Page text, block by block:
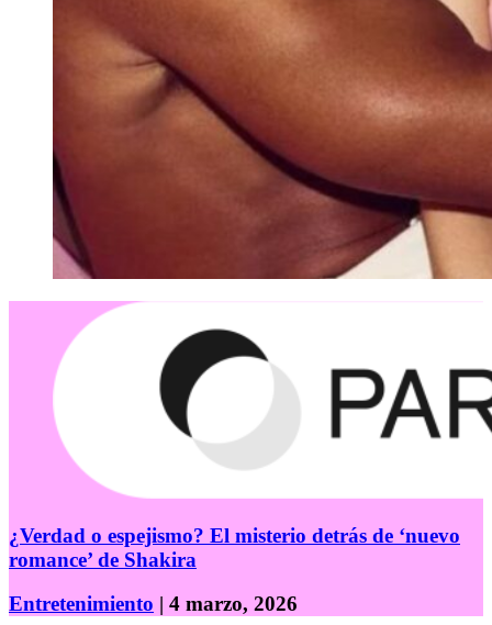
¿Verdad o espejismo? El misterio detrás de ‘nuevo
romance’ de Shakira
Entretenimiento | 4 marzo, 2026